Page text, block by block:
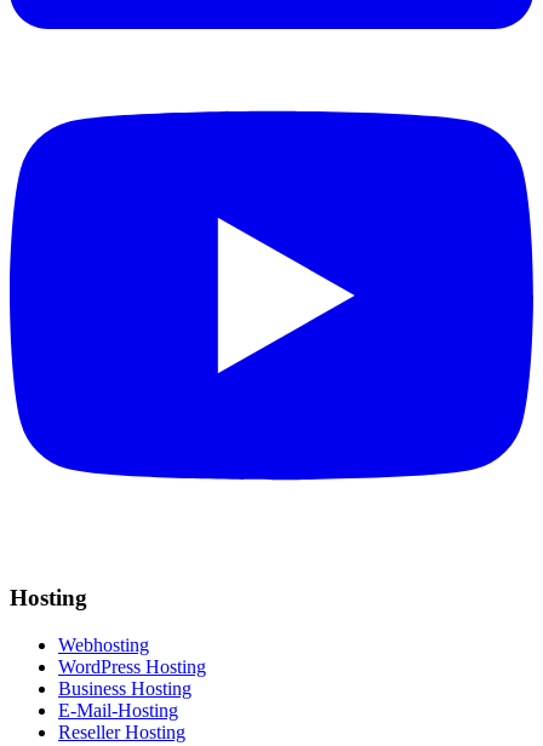
Hosting
Webhosting
WordPress Hosting
Business Hosting
E-Mail-Hosting
Reseller Hosting